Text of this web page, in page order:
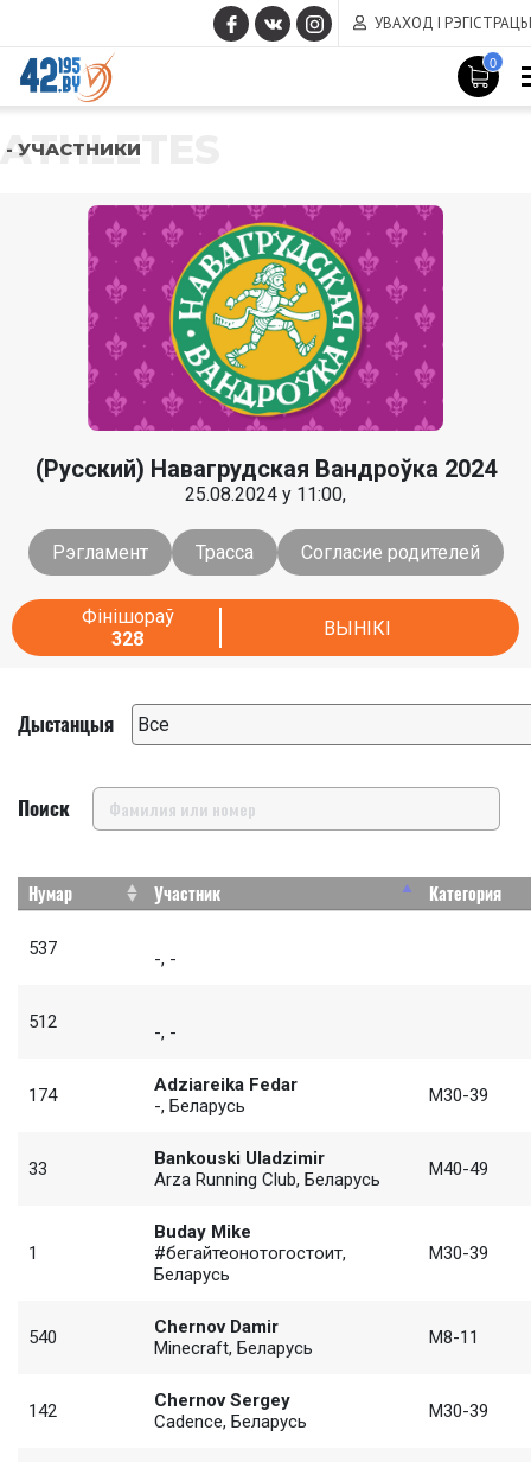
УВАХОД І
0
ATHLETES
- УЧАСТНИКИ
(Русский) Навагрудская Вандроўка 2024
25.08.2024 у 11:00,
Рэгламент Трасса Согласие родителей
Фінішораў
328
ВЫНІКІ
Дыстанцыя
Поиск
Нумар Участник Категория
537 -, -
512 -, -
174
Adziareika Fedar
-, Беларусь
М30-39
33
Bankouski Uladzimir
Arza Running Club, Беларусь
М40-49
1
Buday Mike
#бегайтеонотогостоит,
Беларусь
М30-39
540
Chernov Damir
Minecraft, Беларусь
М8-11
142
Chernov Sergey
Cadence, Беларусь
М30-39